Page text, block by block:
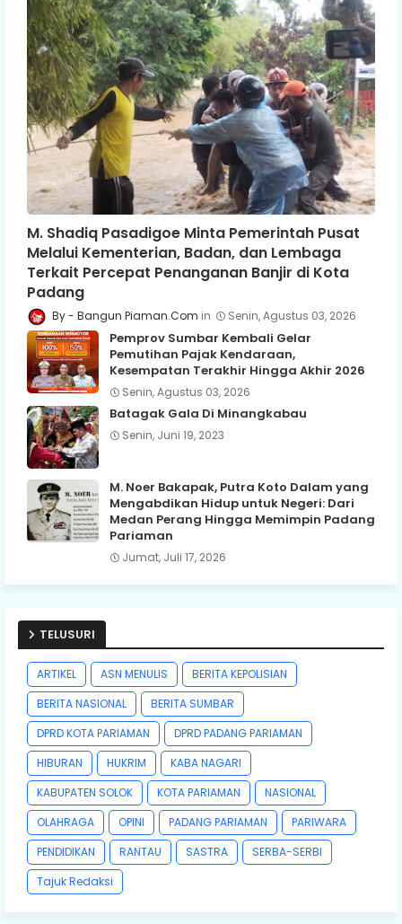
M. Shadiq Pasadigoe Minta Pemerintah Pusat
Melalui Kementerian, Badan, dan Lembaga
Terkait Percepat Penanganan Banjir di Kota
Padang
Bangun Piaman.Com Senin, Agustus 03, 2026
Pemprov Sumbar Kembali Gelar
Pemutihan Pajak Kendaraan,
Kesempatan Terakhir Hingga Akhir 2026
Senin, Agustus 03, 2026
Batagak Gala Di Minangkabau
Senin, Juni 19, 2023
M. Noer Bakapak, Putra Koto Dalam yang
Mengabdikan Hidup untuk Negeri: Dari
Medan Perang Hingga Memimpin Padang
Pariaman
Jumat, Juli 17, 2026
TELUSURI
ARTIKEL ASN MENULIS
BERITA KEPOLISIAN
BERITA NASIONAL
BERITA SUMBAR
DPRD KOTA PARIAMAN
DPRD PADANG PARIAMAN
HIBURAN
HUKRIM
KABA NAGARI
KABUPATEN SOLOK
KOTA PARIAMAN
NASIONAL
OLAHRAGA
OPINI PADANG PARIAMAN
PARIWARA
PENDIDIKAN
RANTAU SASTRA
SERBA-SERBI
Tajuk Redaksi